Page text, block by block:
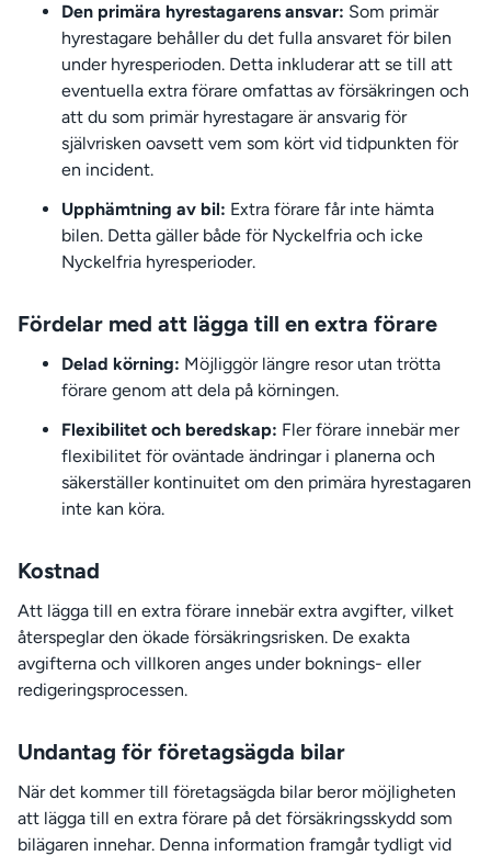
Den primära hyrestagarens ansvar: Som primär
hyrestagare behåller du det fulla ansvaret för bilen
under hyresperioden. Detta inkluderar att se till att
eventuella extra förare omfattas av försäkringen och
att du som primär hyrestagare är ansvarig för
självrisken oavsett vem som kört vid tidpunkten för
en incident.
Upphämtning av bil: Extra förare får inte hämta
bilen. Detta gäller både för Nyckelfria och icke
Nyckelfria hyresperioder.
Fördelar med att lägga till en extra förare
Delad körning: Möjliggör längre resor utan trötta
förare genom att dela på körningen.
Flexibilitet och beredskap: Fler förare innebär mer
flexibilitet för oväntade ändringar i planerna och
säkerställer kontinuitet om den primära hyrestagaren
inte kan köra.
Kostnad
Att lägga till en extra förare innebär extra avgifter, vilket
återspeglar den ökade försäkringsrisken. De exakta
avgifterna och villkoren anges under boknings- eller
redigeringsprocessen.
Undantag för företagsägda bilar
När det kommer till företagsägda bilar beror möjligheten
att lägga till en extra förare på det försäkringsskydd som
bilägaren innehar. Denna information framgår tydligt vid